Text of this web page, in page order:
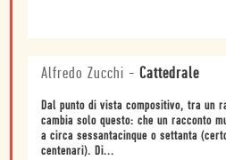
Alfredo Zucchi - Cattedrale
Dal punto di vista compositivo, tra un
cambia solo questo: che un racconto
a circa sessantacinque o settanta
centenari). Di...